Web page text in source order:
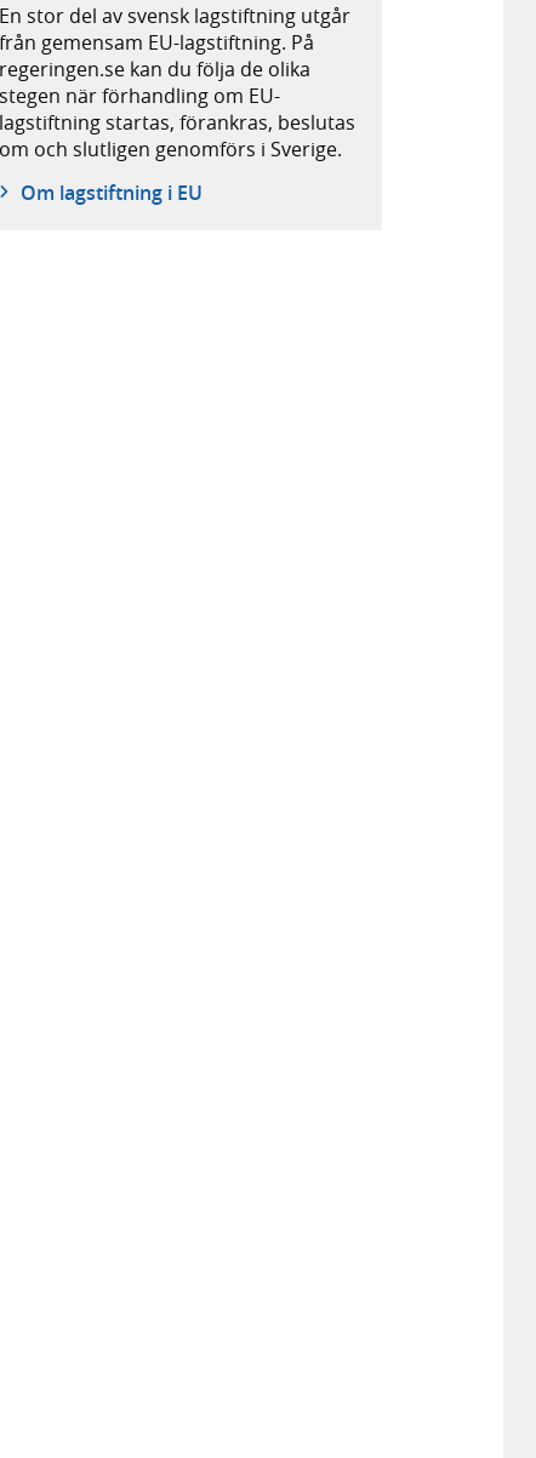
En stor del av svensk lagstiftning utgår
från gemensam EU-lagstiftning. På
regeringen.se kan du följa de olika
stegen när förhandling om EU-
lagstiftning startas, förankras, beslutas
om och slutligen genomförs i Sverige.
Om lagstiftning i EU